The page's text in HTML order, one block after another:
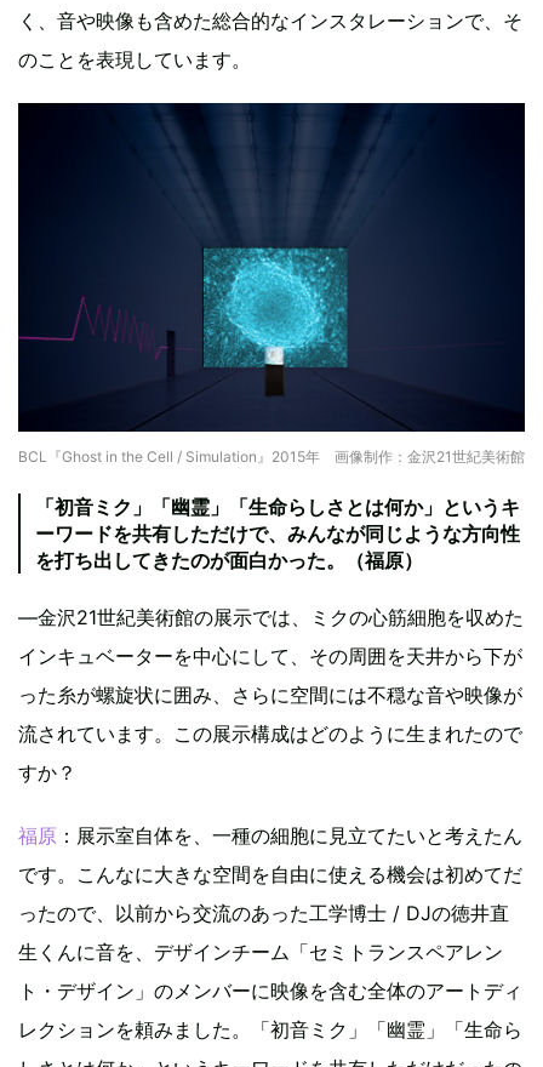
く、音や映像も含めた総合的なインスタレーションで、そ
のことを表現しています。
BCL『Ghost in the Cell / Simulation』2015年 画像制作：金沢21世紀美術館
「初音ミク」「幽霊」「生命らしさとは何か」というキ
ーワードを共有しただけで、みんなが同じような方向性
を打ち出してきたのが面白かった。（福原）
―金沢21世紀美術館の展示では、ミクの心筋細胞を収めた
インキュベーターを中心にして、その周囲を天井から下が
った糸が螺旋状に囲み、さらに空間には不穏な音や映像が
流されています。この展示構成はどのように生まれたので
すか？
福原 ：展示室自体を、一種の細胞に見立てたいと考えたん
です。こんなに大きな空間を自由に使える機会は初めてだ
ったので、以前から交流のあった工学博士 / DJの徳井直
生くんに音を、デザインチーム「セミトランスペアレン
ト・デザイン」のメンバーに映像を含む全体のアートディ
レクションを頼みました。「初音ミク」「幽霊」「生命ら